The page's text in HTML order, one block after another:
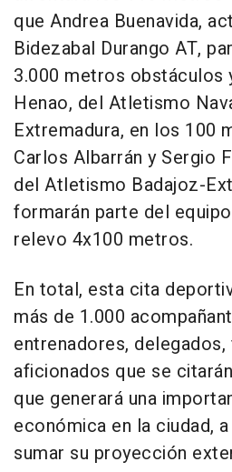
que Andrea Buenavida,
Bidezabal Durango AT,
3.000 metros obstáculos
Henao, del Atletismo
Extremadura, en los 100
Carlos Albarrán y Sergio
del Atletismo Badajoz-
formarán parte del
relevo 4x100 metros.
En total, esta cita
más de 1.000
entrenadores,
aficionados que se
que generará una
económica en la ciudad,
sumar su proyección